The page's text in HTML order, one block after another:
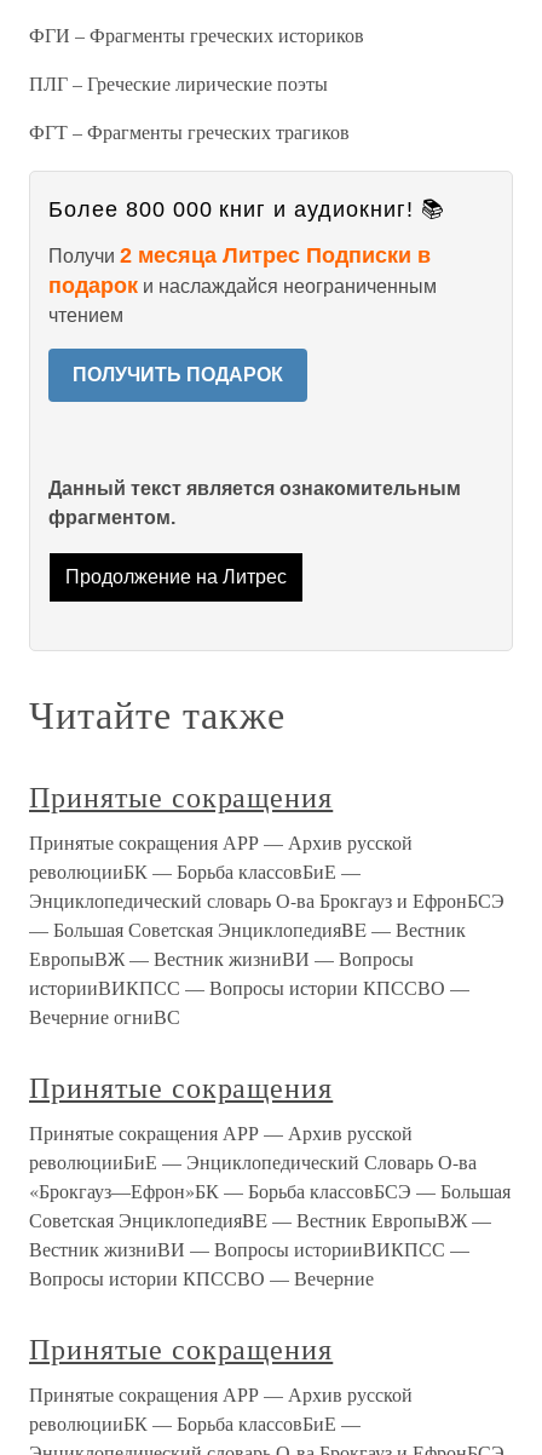
ФГИ – Фрагменты греческих историков
ПЛГ – Греческие лирические поэты
ФГТ – Фрагменты греческих трагиков
Более 800 000 книг и аудиокниг! 📚
Получи 2 месяца Литрес Подписки в
подарок и наслаждайся неограниченным
чтением
ПОЛУЧИТЬ ПОДАРОК
Данный текст является ознакомительным
фрагментом.
Продолжение на Литрес
Читайте также
Принятые сокращения
Принятые сокращения АРР — Архив русской
революцииБК — Борьба классовБиЕ —
Энциклопедический словарь О-ва Брокгауз и ЕфронБСЭ
— Большая Советская ЭнциклопедияBE — Вестник
ЕвропыВЖ — Вестник жизниВИ — Вопросы
историиВИКПСС — Вопросы истории КПССВО —
Вечерние огниВС
Принятые сокращения
Принятые сокращения АРР — Архив русской
революцииБиЕ — Энциклопедический Словарь О-ва
«Брокгауз—Ефрон»БК — Борьба классовБСЭ — Большая
Советская ЭнциклопедияBE — Вестник ЕвропыВЖ —
Вестник жизниВИ — Вопросы историиВИКПСС —
Вопросы истории КПССВО — Вечерние
Принятые сокращения
Принятые сокращения АРР — Архив русской
революцииБК — Борьба классовБиЕ —